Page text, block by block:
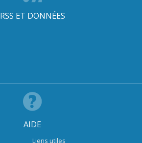
RSS ET DONNÉES
AIDE
Liens utiles